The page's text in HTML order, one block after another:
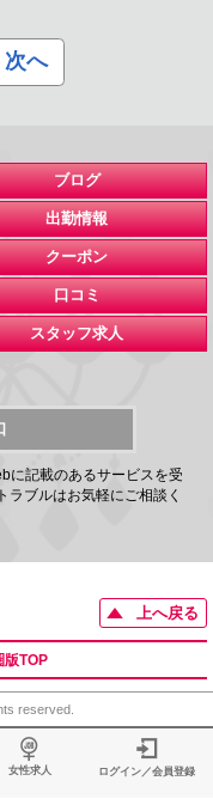
次へ
ブログ
出勤情報
クーポン
口コミ
スタッフ求人
に記載のあるサービスを受
ラブルはお気軽にご相談く
女性求人
上へ戻る
版TOP
reserved.